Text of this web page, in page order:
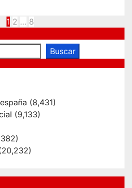
Posts
pagination
1 2 … 8
Buscar
(8,431)
(9,133)